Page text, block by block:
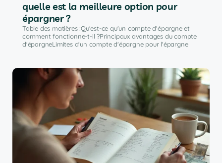
quelle est la meilleure option pour
épargner ?
Table des matières :Qu'est-ce qu'un compte d'épargne et
comment fonctionne-t-il ?Principaux avantages du compte
d'épargneLimites d'un compte d'épargne pour l'épargne